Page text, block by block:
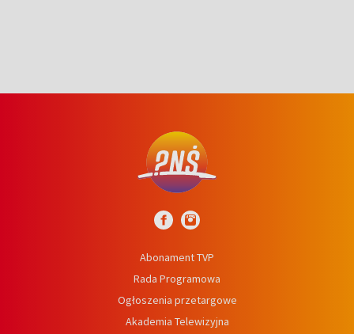
Abonament TVP
Rada Programowa
Ogłoszenia przetargowe
Akademia Telewizyjna